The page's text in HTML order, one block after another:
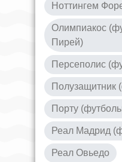
Ноттингем
Олимпиакос
Пирей)
Персеполис
Полузащитник
Порту
Реал Мадрид
Реал Овьедо